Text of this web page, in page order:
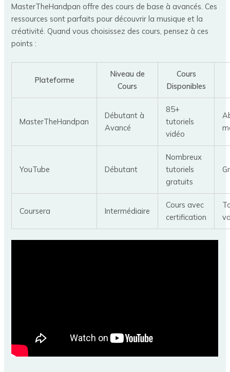
MasterTheHandpan offre des cours de base à avancés. Ces
ressources sont parfaits pour découvrir la musique et la
créativité. Quand vous choisissez des cours, pensez à ces
points :
Plateforme
Niveau de
Cours
Cours
Disponibles
MasterTheHandpan
Débutant à
Avancé
85+
tutoriels
vidéo
YouTube Débutant
Nombreux
tutoriels
gratuits
Coursera Intermédiaire
Cours avec
certification